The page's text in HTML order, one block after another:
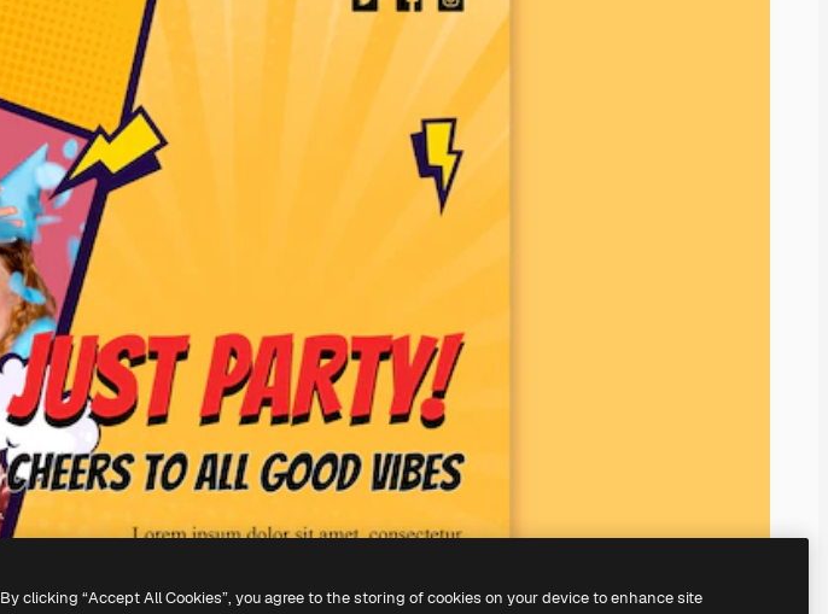
By clicking “Accept All Cookies”, you agree to the storing of cookies on your device to enhance site